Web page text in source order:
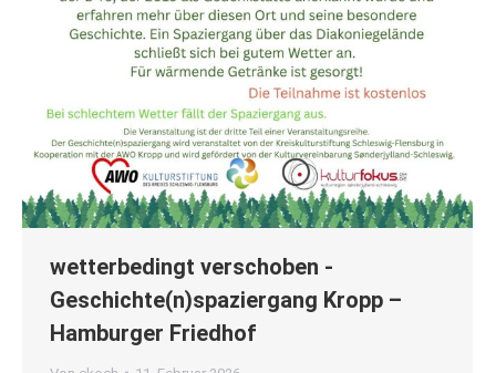
wetterbedingt verschoben -
Geschichte(n)spaziergang Kropp –
Hamburger Friedhof